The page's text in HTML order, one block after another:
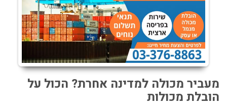
מעביר מכולה למדינה אחרת? הכול על
הובלת מכולות